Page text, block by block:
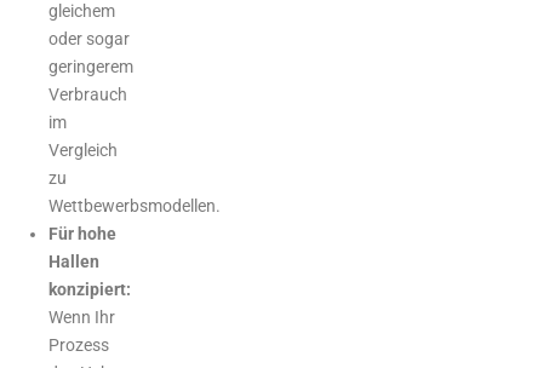
gleichem
oder sogar
geringerem
Verbrauch
im
Vergleich
zu
Wettbewerbsmodellen.
Für hohe
Hallen
konzipiert:
Wenn Ihr
Prozess